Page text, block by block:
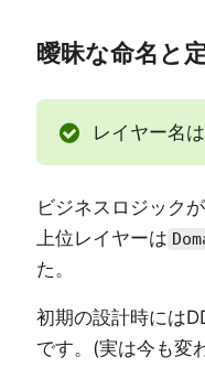
曖昧な命名と
レイヤー名
ビジネスロジック
上位レイヤーは
た。
初期の設計時には
です。(実は今も変